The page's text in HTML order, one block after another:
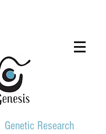
Genetic Research